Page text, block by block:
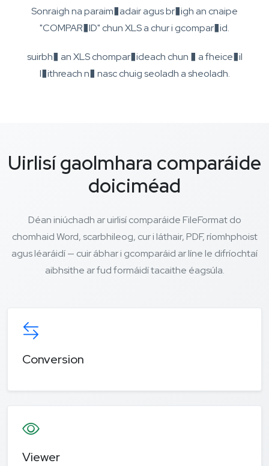
Sonraigh na paraim�adair agus br�igh an cnaipe
"COMPAR�ID" chun XLS a chur i gcompar�id.
suirbh� an XLS chompar�ideach chun � a fheice�il
l�ithreach n� nasc chuig seoladh a sheoladh.
Uirlisí gaolmhara comparáide
doiciméad
Déan iniúchadh ar uirlisí comparáide FileFormat do
chomhaid Word, scarbhileog, cur i láthair, PDF, ríomhphoist
agus léaráidí — cuir ábhar i gcomparáid ar líne le difríochtaí
aibhsithe ar fud formáidí tacaithe éagsúla.
Conversion
Viewer